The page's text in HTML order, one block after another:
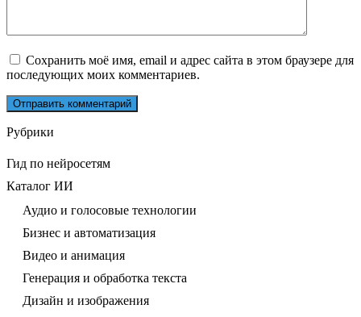
Сохранить моё имя, email и адрес сайта в этом браузере для
последующих моих комментариев.
Рубрики
Гид по нейросетям
Каталог ИИ
Аудио и голосовые технологии
Бизнес и автоматизация
Видео и анимация
Генерация и обработка текста
Дизайн и изображения